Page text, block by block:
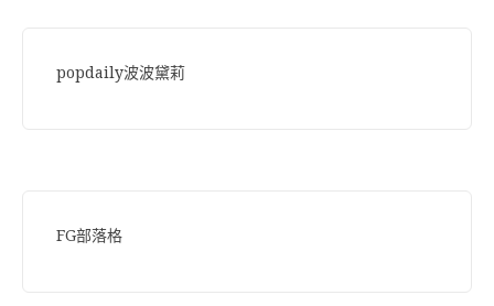
popdaily波波黛莉
FG部落格